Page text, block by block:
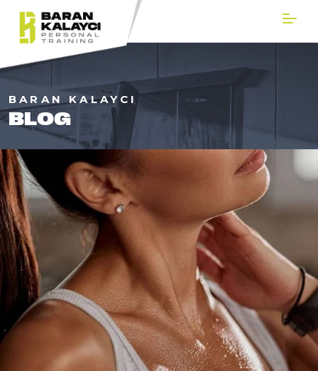
BARAN KALAYCI
BLOG